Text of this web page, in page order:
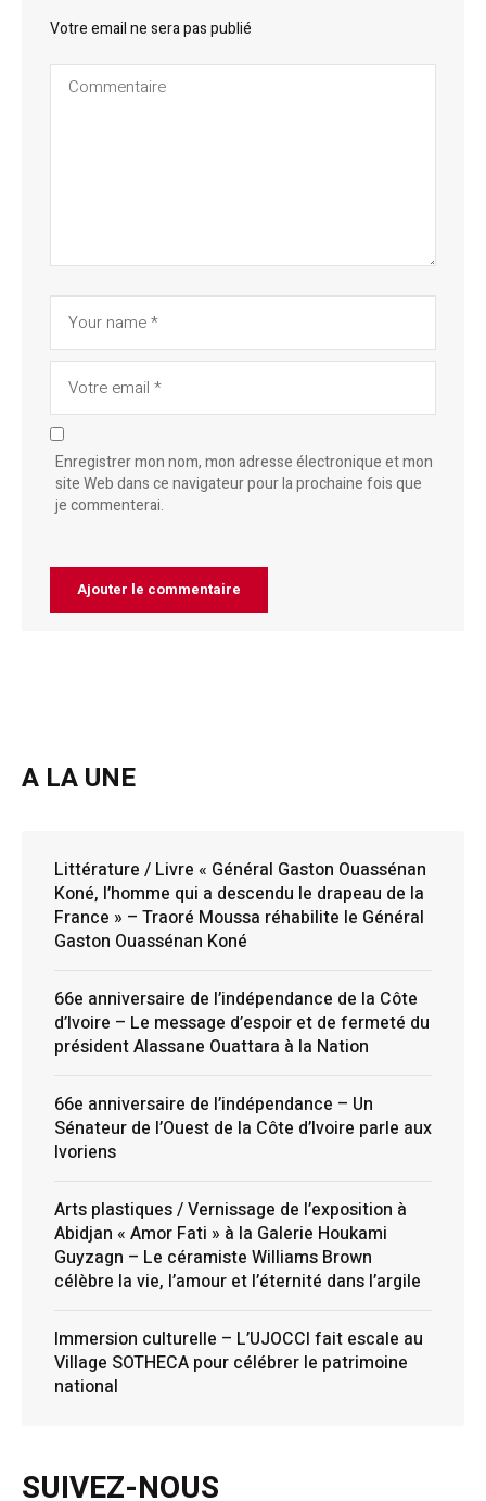
Votre email ne sera pas publié
Enregistrer mon nom, mon adresse électronique et mon
site Web dans ce navigateur pour la prochaine fois que
je commenterai.
A LA UNE
Littérature / Livre « Général Gaston Ouassénan
Koné, l’homme qui a descendu le drapeau de la
France » – Traoré Moussa réhabilite le Général
Gaston Ouassénan Koné
66e anniversaire de l’indépendance de la Côte
d’Ivoire – Le message d’espoir et de fermeté du
président Alassane Ouattara à la Nation
66e anniversaire de l’indépendance – Un
Sénateur de l’Ouest de la Côte d’Ivoire parle aux
Ivoriens
Arts plastiques / Vernissage de l’exposition à
Abidjan « Amor Fati » à la Galerie Houkami
Guyzagn – Le céramiste Williams Brown
célèbre la vie, l’amour et l’éternité dans l’argile
Immersion culturelle – L’UJOCCI fait escale au
Village SOTHECA pour célébrer le patrimoine
national
SUIVEZ-NOUS